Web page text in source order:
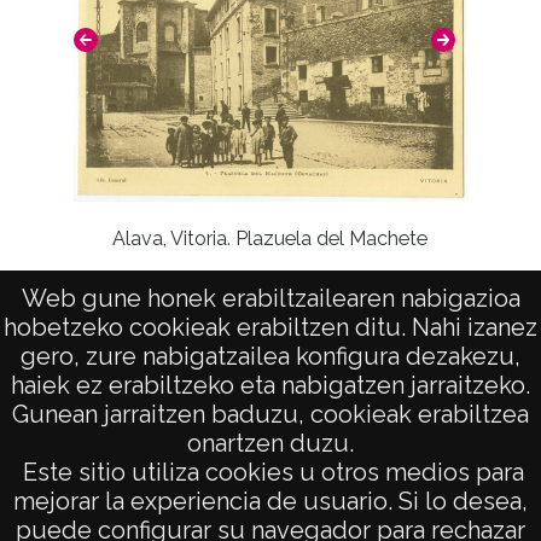
Web gune honek erabiltzailearen nabigazioa
hobetzeko cookieak erabiltzen ditu. Nahi izanez
gero, zure nabigatzailea konfigura dezakezu,
haiek ez erabiltzeko eta nabigatzen jarraitzeko.
Gunean jarraitzen baduzu, cookieak erabiltzea
onartzen duzu.
Este sitio utiliza cookies u otros medios para
mejorar la experiencia de usuario. Si lo desea,
puede configurar su navegador para rechazar
CC BY-NC-SA 4.0
Alava, Vitoria. Plazuela del Machete
AVISO LEGAL
POLÍTICA DE PRIVACIDAD
ACCESIBILIDAD